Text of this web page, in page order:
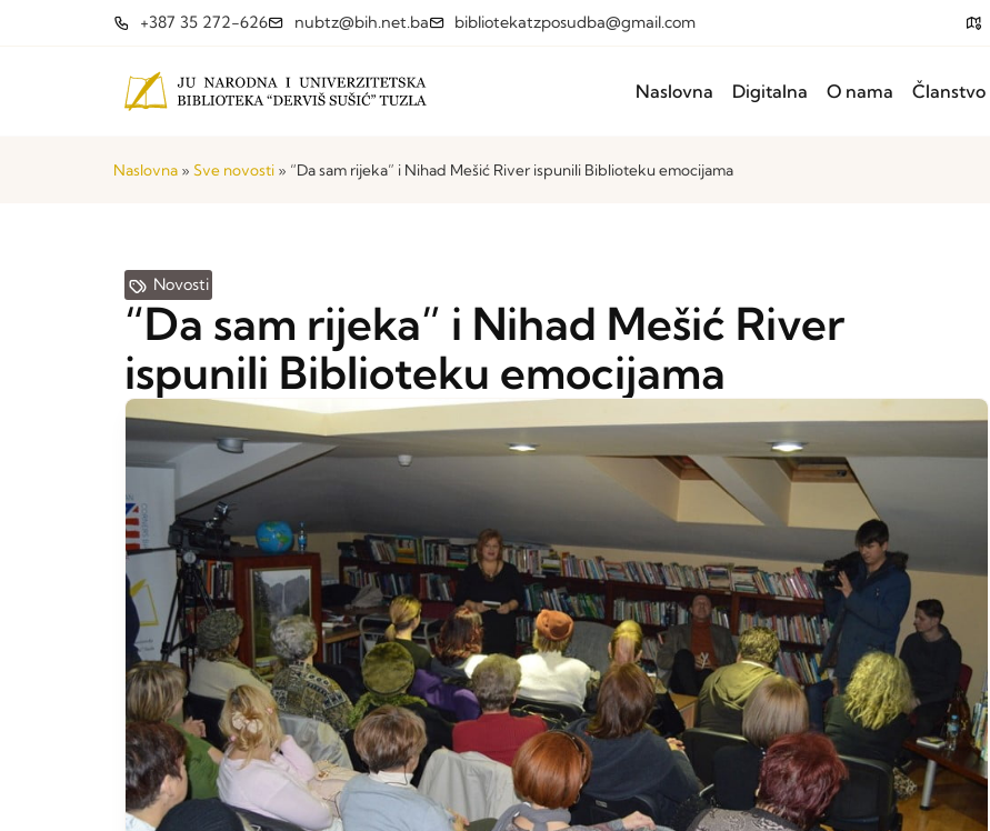
+387 35 272-626 nubtz@bih.net.ba bibliotekatzposudba@gmail.com
Naslovna Digitalna O nama Članstvo
Naslovna » Sve novosti » “Da sam rijeka” i Nihad Mešić River ispunili Biblioteku emocijama
Novosti
“Da sam rijeka” i Nihad Mešić River
ispunili Biblioteku emocijama